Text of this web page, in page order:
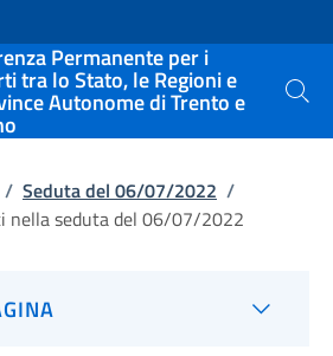
Permanente per i
tra lo Stato, le Regioni e
Autonome di Trento e Cerca
/ Seduta del 06/07/2022 /
nella seduta del 06/07/2022